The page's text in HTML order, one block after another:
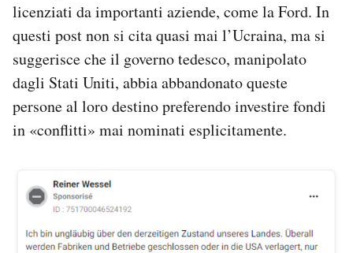
licenziati da importanti aziende, come la Ford. In
questi post non si cita quasi mai l’Ucraina, ma si
suggerisce che il governo tedesco, manipolato
dagli Stati Uniti, abbia abbandonato queste
persone al loro destino preferendo investire fondi
in «conflitti» mai nominati esplicitamente.